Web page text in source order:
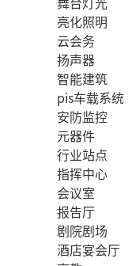
亮化照明
云会务
扬声器
智能建筑
pis车载系统
安防监控
元器件
行业站点
指挥中心
会议室
报告厅
剧院剧场
酒店宴会厅